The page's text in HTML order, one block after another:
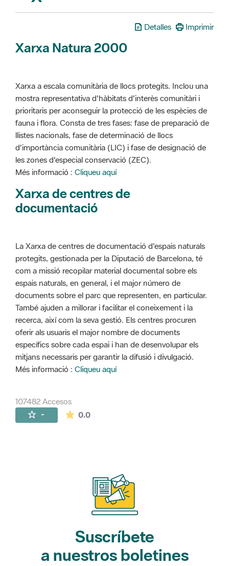
Detalles Imprimir
Xarxa Natura 2000
Xarxa a escala comunitària de llocs protegits. Inclou una
mostra representativa d'hàbitats d'interès comunitàri i
prioritaris per aconseguir la protecció de les espècies de
fauna i flora. Consta de tres fases: fase de preparació de
llistes nacionals, fase de determinació de llocs
d'importància comunitària (LIC) i fase de designació de
les zones d'especial conservació (ZEC).
Més informació : Cliqueu aquí
Xarxa de centres de
documentació
La Xarxa de centres de documentació d'espais naturals
protegits, gestionada per la Diputació de Barcelona, té
com a missió recopilar material documental sobre els
espais naturals, en general, i el major número de
documents sobre el parc que representen, en particular.
També ajuden a millorar i facilitar el coneixement i la
recerca, així com la seva gestió. Els centres procuren
oferir als usuaris el major nombre de documents
específics sobre cada espai i han de desenvolupar els
mitjans necessaris per garantir la difusió i divulgació.
Més informació : Cliqueu aquí
107482 Accesos
- 0.0La valoración media es de 0 estrellas de
Suscríbete
a nuestros boletines